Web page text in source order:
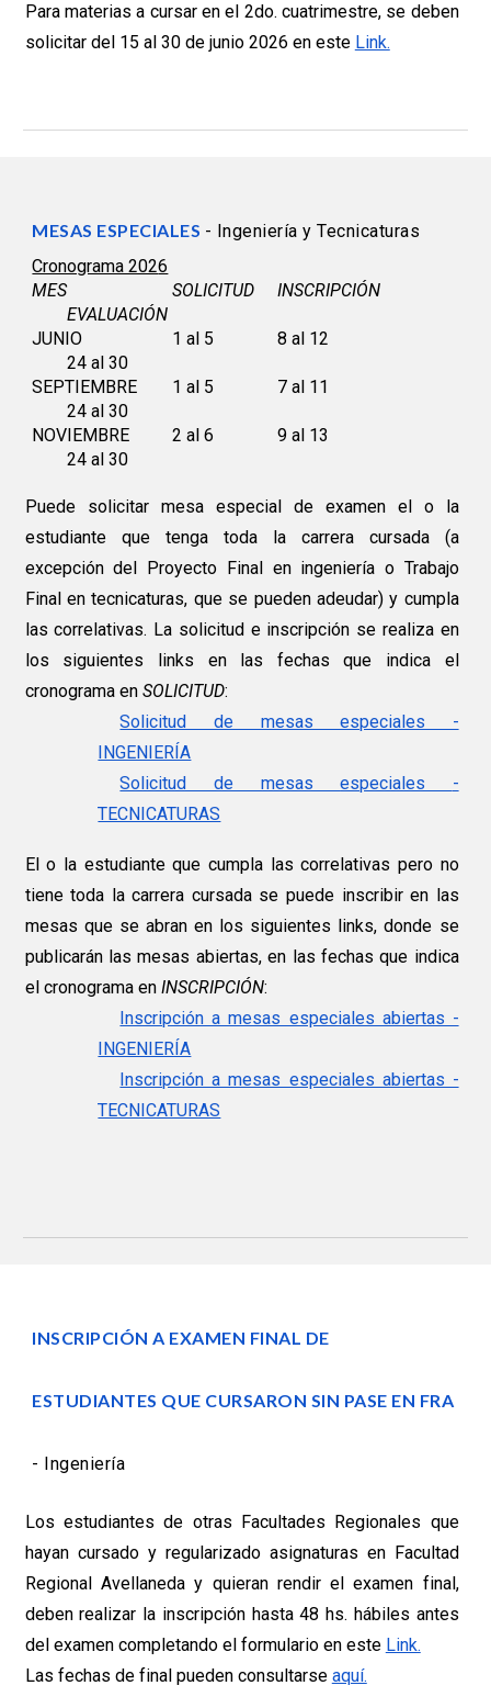
Para materias a cursar en el 2do. cuatrimestre, se deben
solicitar del 15 al 30 de junio 2026 en este Link.
MESAS ESPECIALES - Ingeniería y Tecnicaturas
Cronograma 2026
MES
SOLICITUD
INSCRIPCIÓN
EVALUACIÓN
JUNIO
1 al 5 8 al 12
24 al 30
SEPTIEMBRE
1 al 5 7 al 11
24 al 30
NOVIEMBRE
2 al6 9 al 13
24 al30
Puede solicitar mesa especial de examen el o la
estudiante que tenga toda la carrera cursada (a
excepción del Proyecto Final en ingeniería o Trabajo
Final en tecnicaturas, que se pueden adeudar) y cumpla
las correlativas. La solicitud e inscripción se realiza en
los siguientes links en las fechas que indica el
cronograma en SOLICITUD:
Solicitud de mesas especiales -
INGENIERÍA
Solicitud de mesasespeciales -
TECNICATURAS
El o la estudiante que cumpla las correlativas pero no
tiene toda la carrera cursada se puede inscribir en las
mesas que se abran en los siguientes links, donde se
publicarán las mesas abiertas, en las fechas que indica
el cronograma en INSCRIPCIÓN:
Inscripción a mesas especiales abiertas -
INGENIERÍA
Inscripción a mesas especiales abiertas -
TECNICATURAS
INSCRIPCIÓN A EXAMEN FINAL DE
ESTUDIANTES QUE CURSARON SIN PASE EN FRA
- Ingeniería
Los estudiantes de otras Facultades Regionales que
hayan cursado y regularizado asignaturas en Facultad
Regional Avellaneda y quieran rendir el examen final,
deben realizar la inscripción hasta 48 hs. hábiles antes
del examen completando el formulario en este Link.
Las fechas de final pueden consultarse aquí.